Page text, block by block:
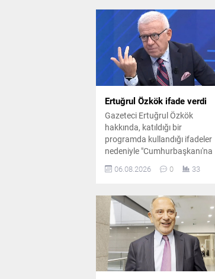
Ertuğrul Özkök ifade verdi
Gazeteci Ertuğrul Özkök
hakkında, katıldığı bir
programda kullandığı ifadeler
nedeniyle "Cumhurbaşkanı'na
soruşturma başlatıldı. Ertuğrul
İstanbul Adalet Sarayı'na gitti.
06.08.2026 0 33